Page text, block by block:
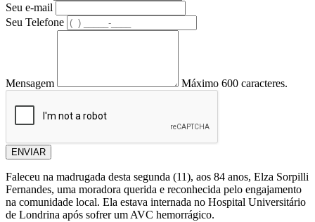
Seu e-mail
Seu Telefone
Mensagem Máximo 600 caracteres.
ENVIAR
Faleceu na madrugada desta segunda (11), aos 84 anos, Elza Sorpilli
Fernandes, uma moradora querida e reconhecida pelo engajamento
na comunidade local. Ela estava internada no Hospital Universitário
de Londrina após sofrer um AVC hemorrágico.